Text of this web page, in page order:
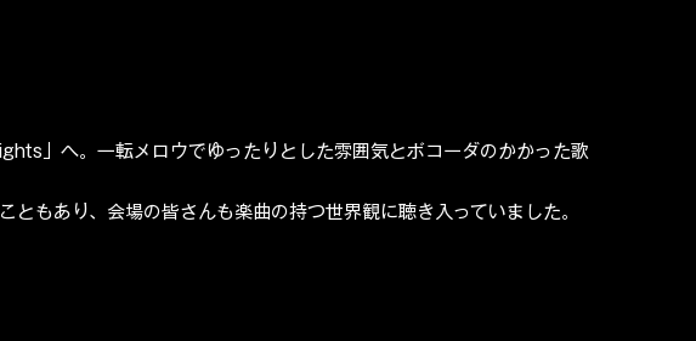
」へ。一転メロウでゆったりとした雰囲気とボコーダのかかった歌
ともあり、会場の皆さんも楽曲の持つ世界観に聴き入っていました。